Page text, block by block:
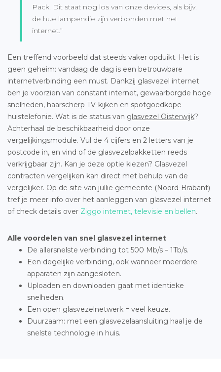
Pack. Dit staat nog los van onze devices, als bijv.
de hue lampendie zijn verbonden met het
internet.”
Een treffend voorbeeld dat steeds vaker opduikt. Het is
geen geheim: vandaag de dag is een betrouwbare
internetverbinding een must. Dankzij glasvezel internet
ben je voorzien van constant internet, gewaarborgde hoge
snelheden, haarscherp TV-kijken en spotgoedkope
huistelefonie. Wat is de status van glasvezel Oisterwijk?
Achterhaal de beschikbaarheid door onze
vergelijkingsmodule. Vul de 4 cijfers en 2 letters van je
postcode in, en vind of de glasvezelpakketten reeds
verkrijgbaar zijn. Kan je deze optie kiezen? Glasvezel
contracten vergelijken kan direct met behulp van de
vergelijker. Op de site van jullie gemeente (Noord-Brabant)
tref je meer info over het aanleggen van glasvezel internet
of check details over Ziggo internet, televisie en bellen.
Alle voordelen van snel glasvezel internet
De allersnelste verbinding tot 500 Mb/s – 1Tb/s.
Een degelijke verbinding, ook wanneer meerdere
apparaten zijn aangesloten.
Uploaden en downloaden gaat met identieke
snelheden.
Een open glasvezelnetwerk = veel keuze.
Duurzaam: met een glasvezelaansluiting haal je de
snelste technologie in huis.